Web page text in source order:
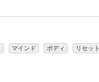
マインド ボディ リセット